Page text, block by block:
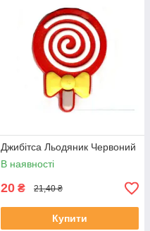
Джибітса Льодяник Червоний
В наявності
20 ₴ 21,40 ₴
Купити